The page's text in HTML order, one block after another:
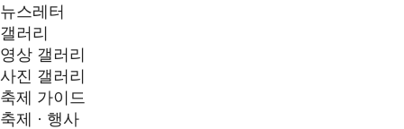
뉴스레터
갤러리
영상 갤러리
사진 갤러리
축제 가이드
축제 · 행사